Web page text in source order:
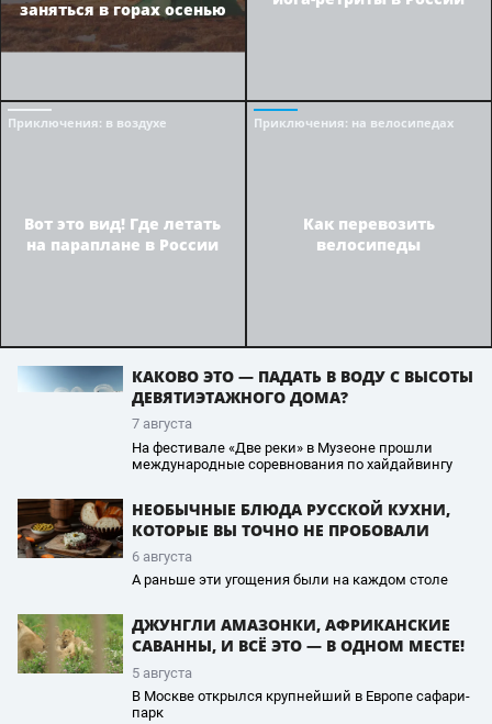
заняться в горах осенью
Приключения: в воздухе
Вот это вид! Где летать
на параплане в России
Приключения: на велосипедах
Как перевозить
велосипеды
КАКОВО ЭТО — ПАДАТЬ В ВОДУ С ВЫСОТЫ
ДЕВЯТИЭТАЖНОГО ДОМА?
7 августа
На фестивале «Две реки» в Музеоне прошли
международные соревнования по хайдайвингу
НЕОБЫЧНЫЕ БЛЮДА РУССКОЙ КУХНИ,
КОТОРЫЕ ВЫ ТОЧНО НЕ ПРОБОВАЛИ
6 августа
А раньше эти угощения были на каждом столе
ДЖУНГЛИ АМАЗОНКИ, АФРИКАНСКИЕ
САВАННЫ, И ВСЁ ЭТО — В ОДНОМ МЕСТЕ!
5 августа
В Москве открылся крупнейший в Европе сафари-
парк